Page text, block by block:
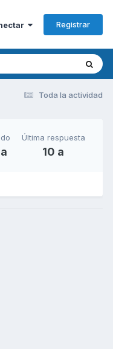
Registrar
Toda la actividad
Última respuesta
10 a